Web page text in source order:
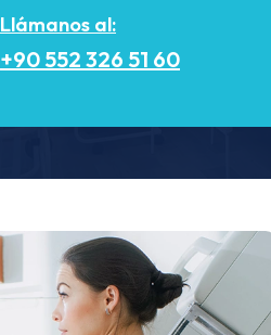
Llámanos al:
+90 552 326 51 60